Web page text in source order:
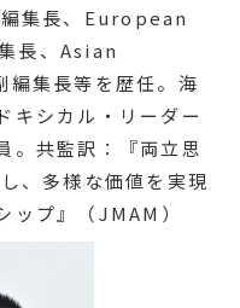
集長、European
長、Asian
集長等を歴任。海
キシカル・リーダー
。共監訳：『両立思
、多様な価値を実現
ップ』（JMAM）